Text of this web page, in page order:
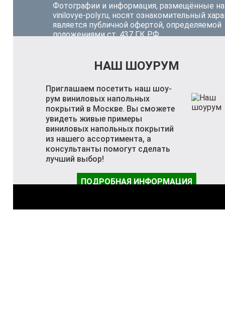
Фотографии и информация, размещённые на
vinilovye-poly.ru, носят ознакомительный
является публичной офертой, определяемой
положениями ст. 437 ГК РФ.
НАШ ШОУРУМ
Приглашаем посетить наш шоу-
рум виниловых напольных
покрытий в Москве. Вы сможете
увидеть живые примеры
виниловых напольных покрытий
из нашего ассортимента, а
консультанты помогут сделать
лучший выбор!
ПОДРОБНАЯ ИНФОРМАЦИЯ